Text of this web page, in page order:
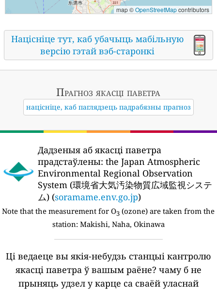
map ©OpenStreetMapcontributors
Націсніце тут, каб убачыць мабільную
версію гэтай вэб-старонкі
Прагноз якасці паветра
націсніце, каб паглядзець падрабязны прагноз
Дадзеныя аб якасці паветра
прадстаўлены: the Japan Atmospheric
Environmental Regional Observation
System (環境省大気汚染物質広域監視システ
ム) (soramame.env.go.jp)
Note that the measurement for O3 (ozone) are taken from the
station: Makishi, Naha, Okinawa
Ці ведаеце вы якія-небудзь станцыі кантролю
якасці паветра ў вашым раёне? чаму б не
прыняць удзел у карце са сваёй уласнай